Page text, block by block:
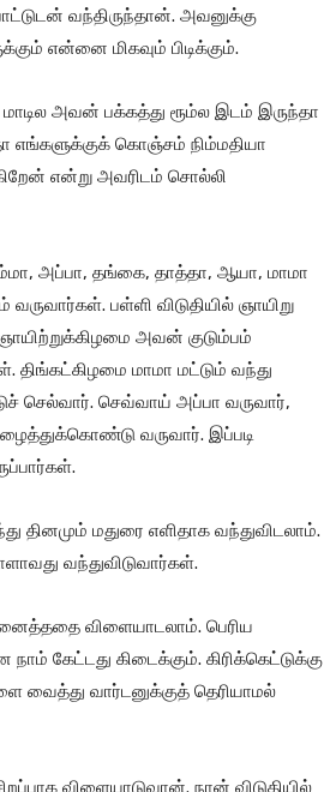
வந்திருந்தான். அவனுக்கு
என்னை மிகவும் பிடிக்கும்.
அவன் பக்கத்து ரூம்ல இடம் இருந்தா
எங்களுக்குக் கொஞ்சம் நிம்மதியா
என்று அவரிடம் சொல்லி
அப்பா, தங்கை, தாத்தா, ஆயா, மாமா
பள்ளி விடுதியில் ஞாயிறு
அவன் குடும்பம்
மாமா மட்டும் வந்து
செல்வார். செவ்வாய் அப்பா வருவார்,
வருவார். இப்படி
தினமும் மதுரை எளிதாக வந்துவிடலாம்.
வந்துவிடுவார்கள்.
விளையாடலாம். பெரிய
கேட்டது கிடைக்கும். கிரிக்கெட்டுக்கு
வைத்து வார்டனுக்குத் தெரியாமல்
விளையாடுவான். நான் விடுதியில்